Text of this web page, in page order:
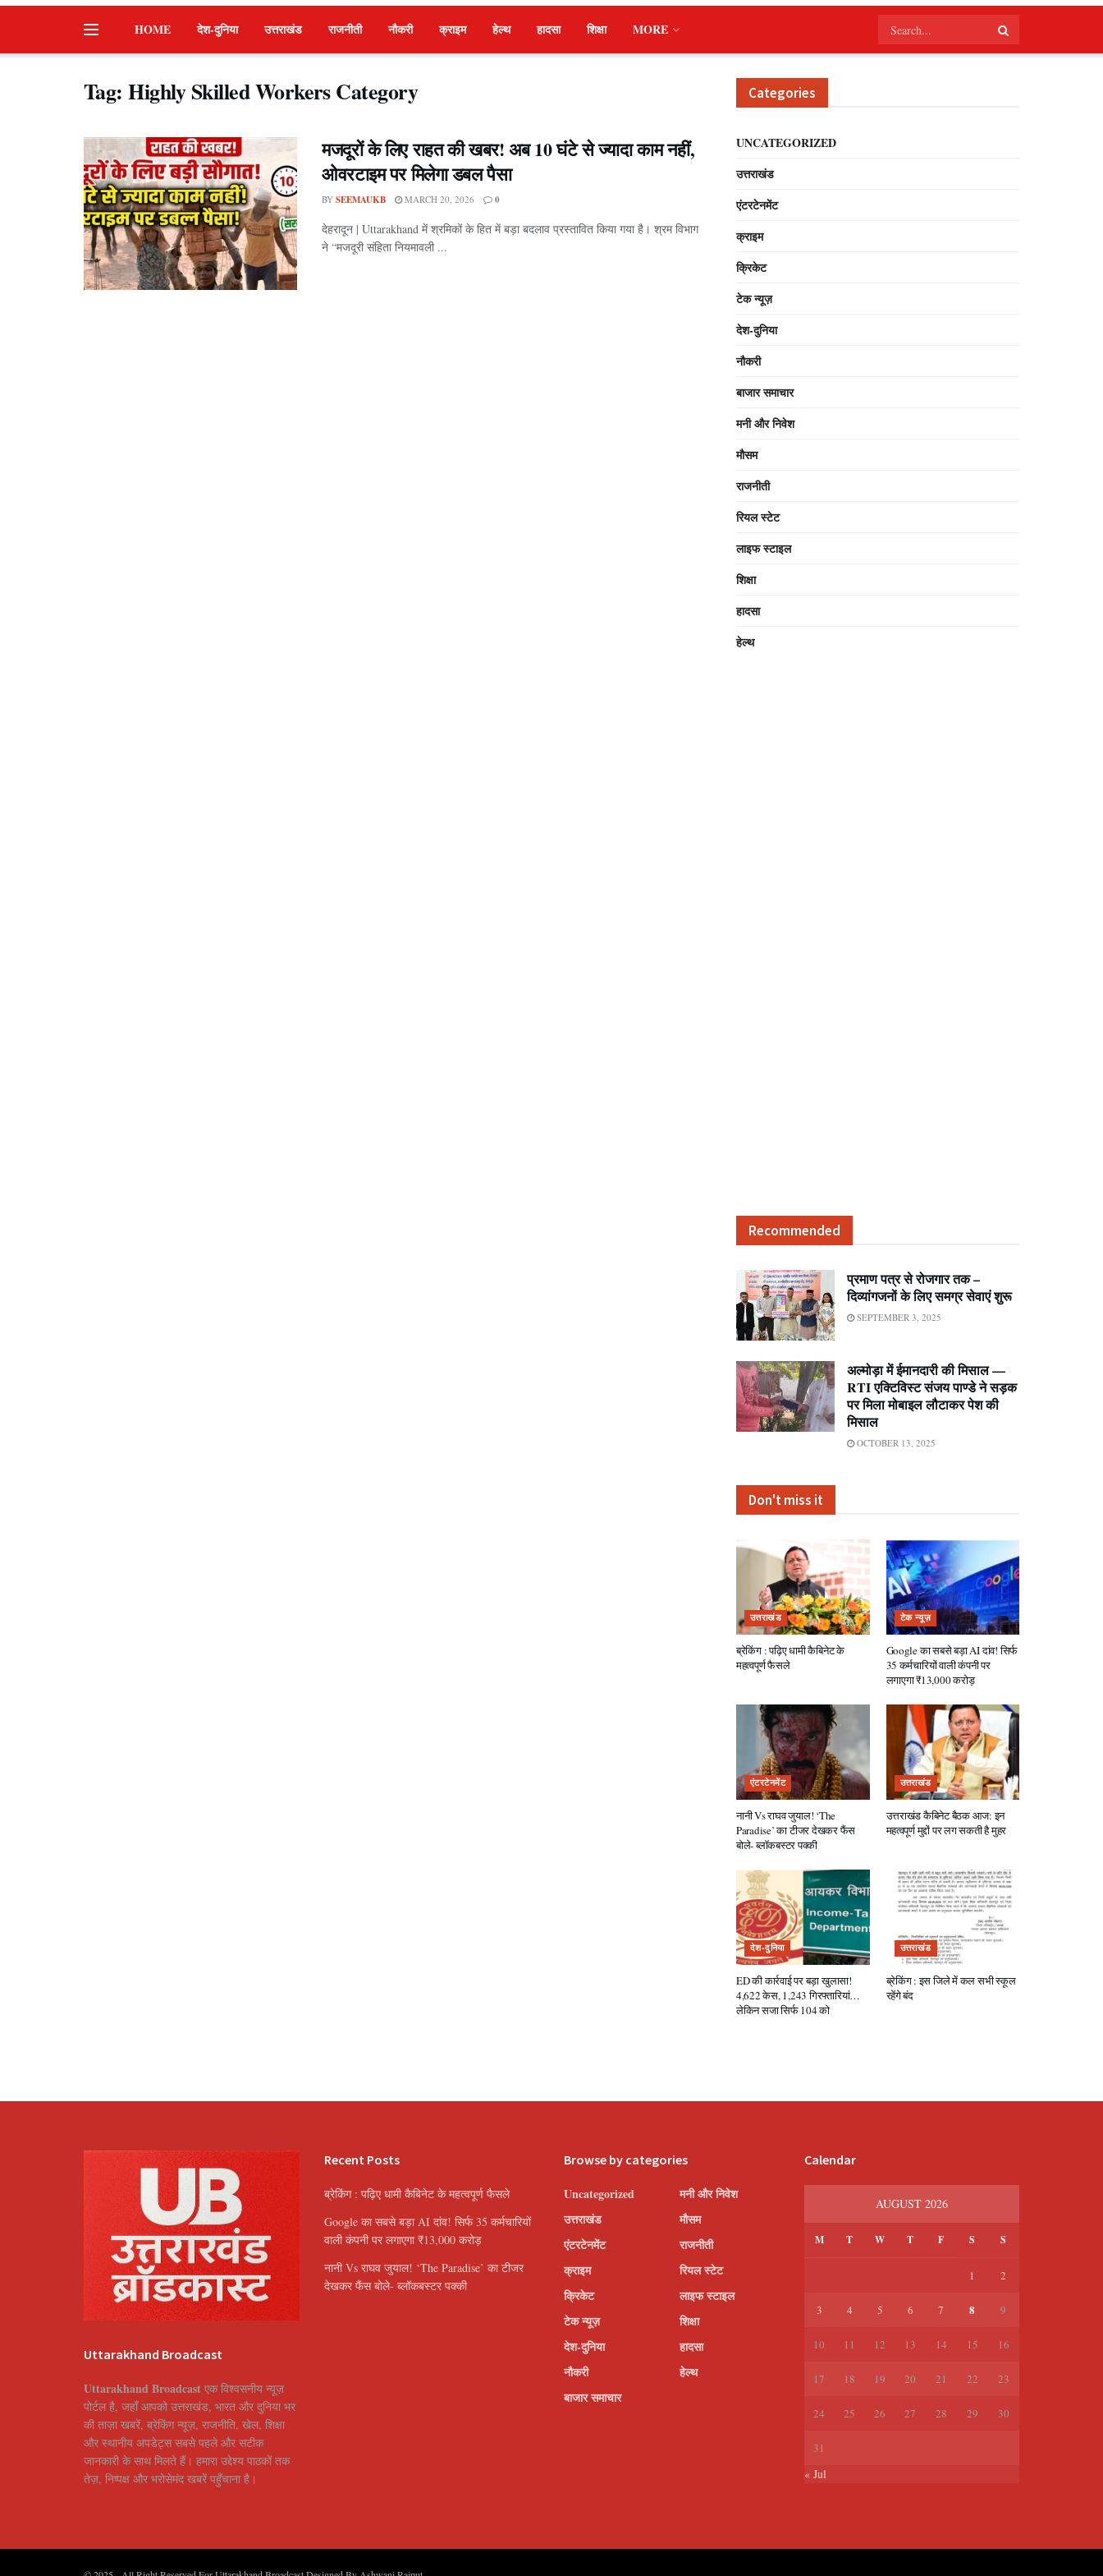
HOME देश-दुनिया उत्तराखंड राजनीती नौकरी क्राइम हेल्थ हादसा शिक्षा MORE
Tag:Highly Skilled Workers Category
मजदूरों के लिए राहत की खबर! अब 10 घंटे से ज्यादा काम नहीं,
ओवरटाइम पर मिलेगा डबल पैसा
BY SEEMAUKB MARCH 20, 2026 0
देहरादून | Uttarakhand में श्रमिकों के हित में बड़ा बदलाव प्रस्तावित किया गया है। श्रम विभाग
ने “मजदूरी संहिता नियमावली ...
Categories
UNCATEGORIZED
उत्तराखंड
एंटरटेनमेंट
क्राइम
क्रिकेट
टेक न्यूज़
देश-दुनिया
नौकरी
बाजार समाचार
मनी और निवेश
मौसम
राजनीती
रियल स्टेट
लाइफ स्टाइल
शिक्षा
हादसा
हेल्थ
Recommended
प्रमाण पत्र से रोजगार तक –
दिव्यांगजनों के लिए समग्र सेवाएं शुरू
SEPTEMBER 3, 2025
अल्मोड़ा में ईमानदारी की मिसाल —
RTI एक्टिविस्ट संजय पाण्डे ने सड़क
पर मिला मोबाइल लौटाकर पेश की
मिसाल
OCTOBER 13, 2025
Don't miss it
उत्तराखंड
ब्रेकिंग : पढ़िए धामी कैबिनेट के
महत्वपूर्ण फैसले
टेक न्यूज़
Google का सबसे बड़ा AI दांव! सिर्फ
35 कर्मचारियों वाली कंपनी पर
लगाएगा ₹13,000 करोड़
एंटरटेनमेंट
नानी Vs राघव जुयाल! ‘The
Paradise’ का टीजर देखकर फैंस
बोले- ब्लॉकबस्टर पक्की
उत्तराखंड
उत्तराखंड कैबिनेट बैठक आज: इन
महत्वपूर्ण मुद्दों पर लग सकती है मुहर
देश-दुनिया
ED की कार्रवाई पर बड़ा खुलासा!
4,622 केस, 1,243 गिरफ्तारियां…
लेकिन सजा सिर्फ 104 को
उत्तराखंड
ब्रेकिंग : इस जिले में कल सभी स्कूल
रहेंगे बंद
Uttarakhand Broadcast
Uttarakhand Broadcast एक विश्वसनीय न्यूज़
पोर्टल है, जहाँ आपको उत्तराखंड, भारत और दुनिया भर
की ताज़ा खबरें, ब्रेकिंग न्यूज़, राजनीति, खेल, शिक्षा
और स्थानीय अपडेट्स सबसे पहले और सटीक
जानकारी के साथ मिलते हैं। हमारा उद्देश्य पाठकों तक
तेज़, निष्पक्ष और भरोसेमंद खबरें पहुँचाना है।
Recent Posts
ब्रेकिंग : पढ़िए धामी कैबिनेट के महत्वपूर्ण फैसले
Google का सबसे बड़ा AI दांव! सिर्फ 35 कर्मचारियों
वाली कंपनी पर लगाएगा ₹13,000 करोड़
नानी Vs राघव जुयाल! ‘The Paradise’ का टीजर
देखकर फैंस बोले- ब्लॉकबस्टर पक्की
Browse by categories
Uncategorized
उत्तराखंड
एंटरटेनमेंट
क्राइम
क्रिकेट
टेक न्यूज़
देश-दुनिया
नौकरी
बाजार समाचार
मनी और निवेश
मौसम
राजनीती
रियल स्टेट
लाइफ स्टाइल
शिक्षा
हादसा
हेल्थ
Calendar
AUGUST 2026
M T W T F S S
1 2
3 4 5 6 7 8 9
10 11 12 13 14 15 16
17 18 19 20 21 22 23
24 25 26 27 28 29 30
31
« Jul